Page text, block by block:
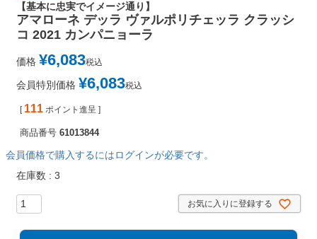
【基本に忠実でイメージ通り】
アマローネ デッラ ヴァルポリチェッラ クラッシ
コ 2021 カンパニョーラ
価格 ¥6,083税込
会員特別価格 ¥6,083税込
[ 111 ポイント進呈 ]
商品番号 61013844
会員価格で購入するにはログインが必要です。
在庫数
3
お気に入りに登録する